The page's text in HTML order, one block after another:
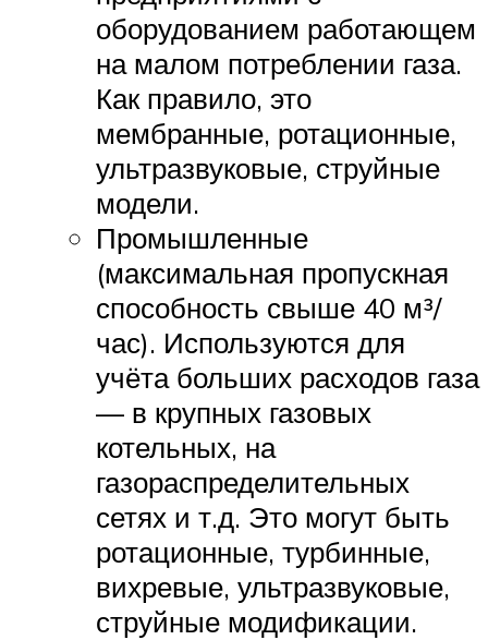
оборудованием работающем
на малом потреблении газа.
Как правило, это
мембранные, ротационные,
ультразвуковые, струйные
модели.
Промышленные
(максимальная пропускная
способность свыше 40 м³/
час). Используются для
учёта больших расходов газа
— в крупных газовых
котельных, на
газораспределительных
сетях и т.д. Это могут быть
ротационные, турбинные,
вихревые, ультразвуковые,
струйные модификации.